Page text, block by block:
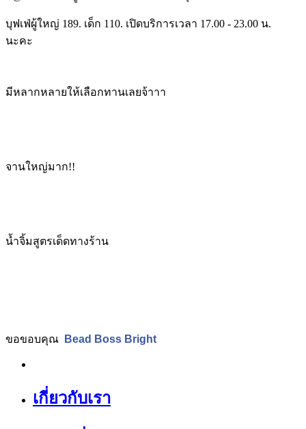
บุฟเฟ่ผู้ใหญ่ 189. เด็ก 110. เปิดบริการเวลา 17.00 - 23.00 น.
นะคะ
มีหลากหลายให้เลือกทานเลยจ้าาา
จานใหญ่มาก!!
น้ำจิ้มสูตรเด็ดทางร้าน
ขอขอบคุณ Bead Boss Bright
เกี่ยวกับเรา